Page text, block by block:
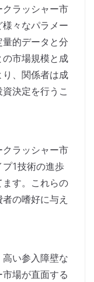
ラッシャー市
々なパラメー
的データと分
市場規模と成
、関係者は成
決定を行うこ
ラッシャー市
1技術の進歩
す。これらの
の嗜好に与え
い参入障壁な
場が直面する